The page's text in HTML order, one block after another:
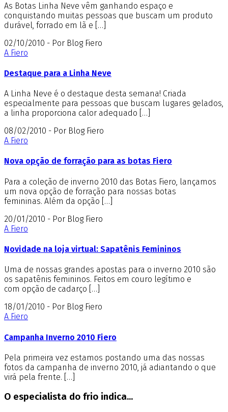
As Botas Linha Neve vêm ganhando espaço e
conquistando muitas pessoas que buscam um produto
durável, forrado em lã e […]
02/10/2010 - Por Blog Fiero
A Fiero
Destaque para a Linha Neve
A Linha Neve é o destaque desta semana! Criada
especialmente para pessoas que buscam lugares gelados,
a linha proporciona calor adequado […]
08/02/2010 - Por Blog Fiero
A Fiero
Nova opção de forração para as botas Fiero
Para a coleção de inverno 2010 das Botas Fiero, lançamos
um nova opção de forração para nossas botas
femininas. Além da opção […]
20/01/2010 - Por Blog Fiero
A Fiero
Novidade na loja virtual: Sapatênis Femininos
Uma de nossas grandes apostas para o inverno 2010 são
os sapatênis femininos. Feitos em couro legítimo e
com opção de cadarço […]
18/01/2010 - Por Blog Fiero
A Fiero
Campanha Inverno 2010 Fiero
Pela primeira vez estamos postando uma das nossas
fotos da campanha de inverno 2010, já adiantando o que
virá pela frente. […]
O especialista do frio indica...